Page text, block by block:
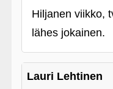
Hiljanen viikko,
lähes jokainen.
Lauri Lehtinen